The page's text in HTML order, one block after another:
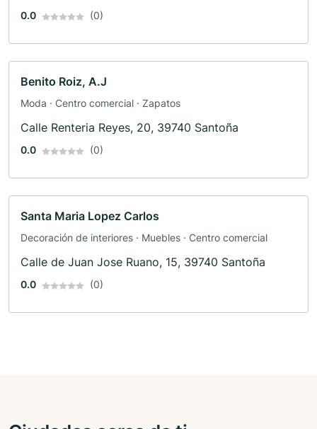
0.0 (0)
Benito Roiz, A.J
Moda · Centro comercial · Zapatos
Calle Renteria Reyes, 20, 39740 Santoña
0.0 (0)
Santa Maria Lopez Carlos
Decoración de interiores · Muebles · Centro comercial
Calle de Juan Jose Ruano, 15, 39740 Santoña
0.0 (0)